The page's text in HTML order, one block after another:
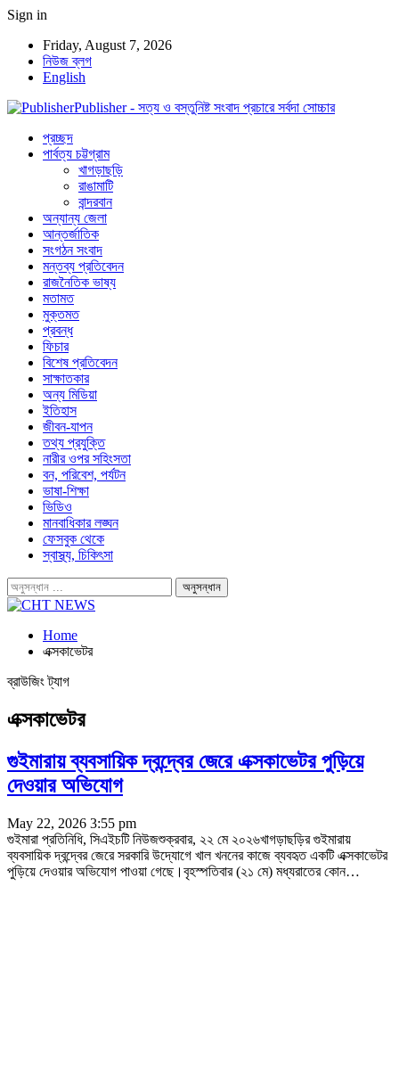
Sign in
Friday, August 7, 2026
নিউজ ব্লগ
English
Publisher - সত্য ও বস্তুনিষ্ট সংবাদ প্রচারে সর্বদা সোচ্চার
প্রচ্ছদ
পার্বত্য চট্টগ্রাম
খাগড়াছড়ি
রাঙামাটি
বান্দরবান
অন্যান্য জেলা
আন্তর্জাতিক
সংগঠন সংবাদ
মন্তব্য প্রতিবেদন
রাজনৈতিক ভাষ্য
মতামত
মুক্তমত
প্রবন্ধ
ফিচার
বিশেষ প্রতিবেদন
সাক্ষাতকার
অন্য মিডিয়া
ইতিহাস
জীবন-যাপন
তথ্য প্রযুক্তি
নারীর ওপর সহিংসতা
বন, পরিবেশ, পর্যটন
ভাষা-শিক্ষা
ভিডিও
মানবাধিকার লঙ্ঘন
ফেসবুক থেকে
স্বাস্থ্য, চিকিৎসা
Home
এক্সকাভেটর
ব্রাউজিং ট্যাগ
এক্সকাভেটর
গুইমারায় ব্যবসায়িক দ্বন্দ্বের জেরে এক্সকাভেটর পুড়িয়ে
দেওয়ার অভিযোগ
May 22, 2026 3:55 pm
গুইমারা প্রতিনিধি, সিএইচটি নিউজশুক্রবার, ২২ মে ২০২৬খাগড়াছড়ির গুইমারায়
ব্যবসায়িক দ্বন্দ্বের জেরে সরকারি উদ্যোগে খাল খননের কাজে ব্যবহৃত একটি এক্সকাভেটর
পুড়িয়ে দেওয়ার অভিযোগ পাওয়া গেছে।বৃহস্পতিবার (২১ মে) মধ্যরাতের কোন…